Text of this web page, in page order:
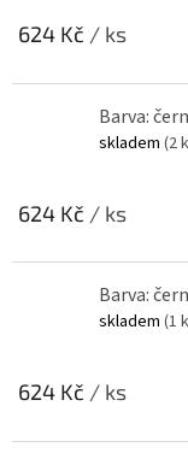
624 Kč / ks
Barva:
skladem (2
624 Kč / ks
Barva:
skladem (1
624 Kč / ks